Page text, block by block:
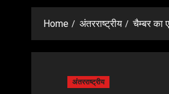
Home अंतरराष्ट्रीय चैम्बर का
अंतरराष्ट्रीय